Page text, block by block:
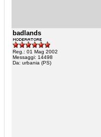
badlands
Reg.: 01 Mag 2002
Messaggi: 14498
Da: urbania (PS)